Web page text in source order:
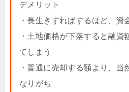
デメリット
・長生きすればするほど、資
・土地価格が下落すると融資
てしまう
・普通に売却する額より、当
なりがち